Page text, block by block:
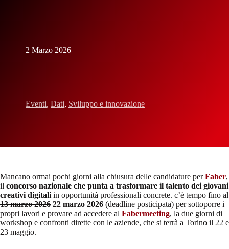
2 Marzo 2026
Eventi, Dati, Sviluppo e innovazione
Mancano ormai pochi giorni alla chiusura delle candidature perFaber,
il concorso nazionale che punta a trasformare il talento dei giovani
creativi digitali in opportunità professionali concrete. c’è tempo fino al
13 marzo 2026 22 marzo 2026 (deadline posticipata) per sottoporre i
propri lavori e provare ad accedere al Fabermeeting, la due giorni di
workshop e confronti dirette con le aziende, che si terrà a Torino il 22 e
23 maggio.